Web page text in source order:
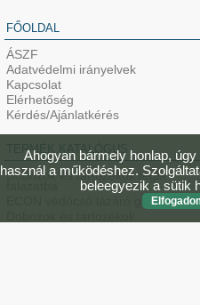
Ahogyan bármely honlap,
használ a működéshez.
beleegyezik a sütik
FŐOLDAL
ÁSZF
Adatvédelmi irányelvek
Kapcsolat
Elérhetőség
Kérdés/Ajánlatkérés
TERMÉK KATALÓGUS
Dobozok és tartozékok tégla
ECON védőcső lázáró gumi kupak
gipszkarton falazatba